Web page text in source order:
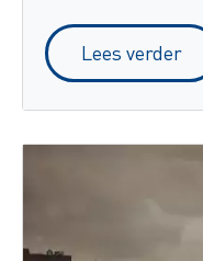
Lees verder